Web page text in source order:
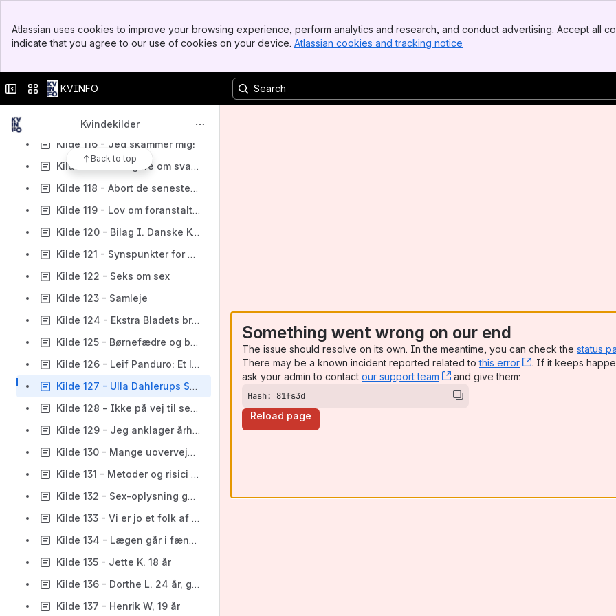
Top Bar
Sidebar
Atlassian uses cookies to improve your browsing experience, perform analytics and research, and conduct advertising. Accept all
indicate that you agree to our use of cookies on your device. Atlassian cookies and tracking notice
Collapse sidebar
Switch sites or apps
KVINFO
Kvindekilder
Back to top
Kilde 111 - Ligelønsfesten d. 19. November 1919
Kilde 116 - Jeg skammer mig!
Kilde 117 - Ansøgere om svangerskabsafbrydelse og tilladelser hertil 1939/40- 1972/73
Kilde 118 - Abort de seneste 100 år
Kilde 119 - Lov om foranstaltninger i anledning af svangerskabslov m.v
Kilde 120 - Bilag I. Danske Kvinders Nationalråd
Kilde 121 - Synspunkter for seksualundervisningen
Kilde 122 - Seks om sex
Kilde 123 - Samleje
Kilde 124 - Ekstra Bladets brug af kvindevaren
Kilde 125 - Børnefædre og børnemødre. Tanker omkring en ungdomsbog
Kilde 126 - Leif Panduro: Et lille ramahvin fra gymnasierne, Gudrun Brun: Kønsfrihed, Hans Bjerre: Fra fortrop til bagstræv, Ulla Dahlerup: Det omstridte problem samt Ingen revolution fra i dag til i morgen
Kilde 127 - Ulla Dahlerups Sex-resolution
Kilde 128 - Ikke på vej til seksuelt anarki
Kilde 129 - Jeg anklager århundreders forløjede kvindeverden skabt og beskrevet af mænd - fortiet af kvinder
Kilde 130 - Mange uovervejede aborter
Kilde 131 - Metoder og risici ved svangerskabsafbrydelse
Kilde 132 - Sex-oplysning gør lægerne til forbrydere
Kilde 133 - Vi er jo et folk af mordere
Kilde 134 - Lægen går i fængsel igen
Kilde 135 - Jette K. 18 år
Kilde 136 - Dorthe L. 24 år, gift
Kilde 137 - Henrik W, 19 år
Something went wrong on our end
The issue should resolve on its own. In the meantime, you can check the status
There may be a known incident reported related tothis error , (opens new
. If it keeps
ask your admin to contact our support team , (opens new window)
and give them:
Hash: 81fs3d
Reload page